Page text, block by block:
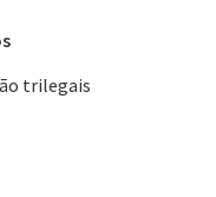
trilegais